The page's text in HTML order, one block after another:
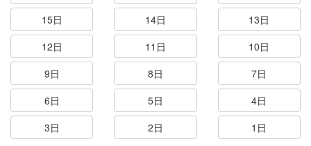
15日
14日
13日
12日
11日
10日
9日
8日
7日
6日
5日
4日
3日
2日 1日